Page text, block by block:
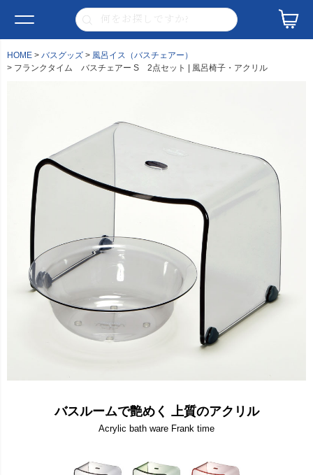
HOME バスグッズ
風呂イス（バスチェアー）
フランクタイム バスチェアー S 2点セット | 風呂椅子・アクリル
バスルームで艶めく 上質のアクリル
Acrylic bath ware Frank time